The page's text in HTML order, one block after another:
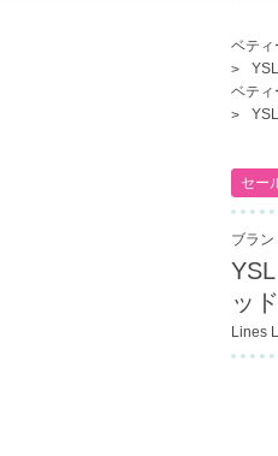
ベティ
ベティ
セー
ブラン
ッ
Lines